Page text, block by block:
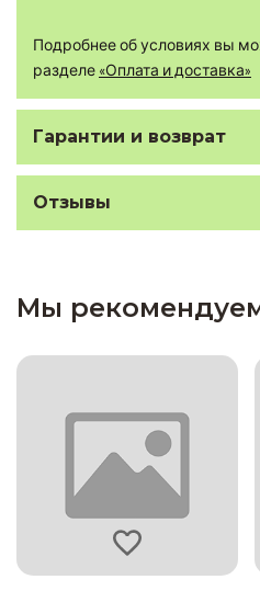
Подробнее об условиях вы
разделе «Оплата и доставка»
Гарантии и возврат
Отзывы
Мы